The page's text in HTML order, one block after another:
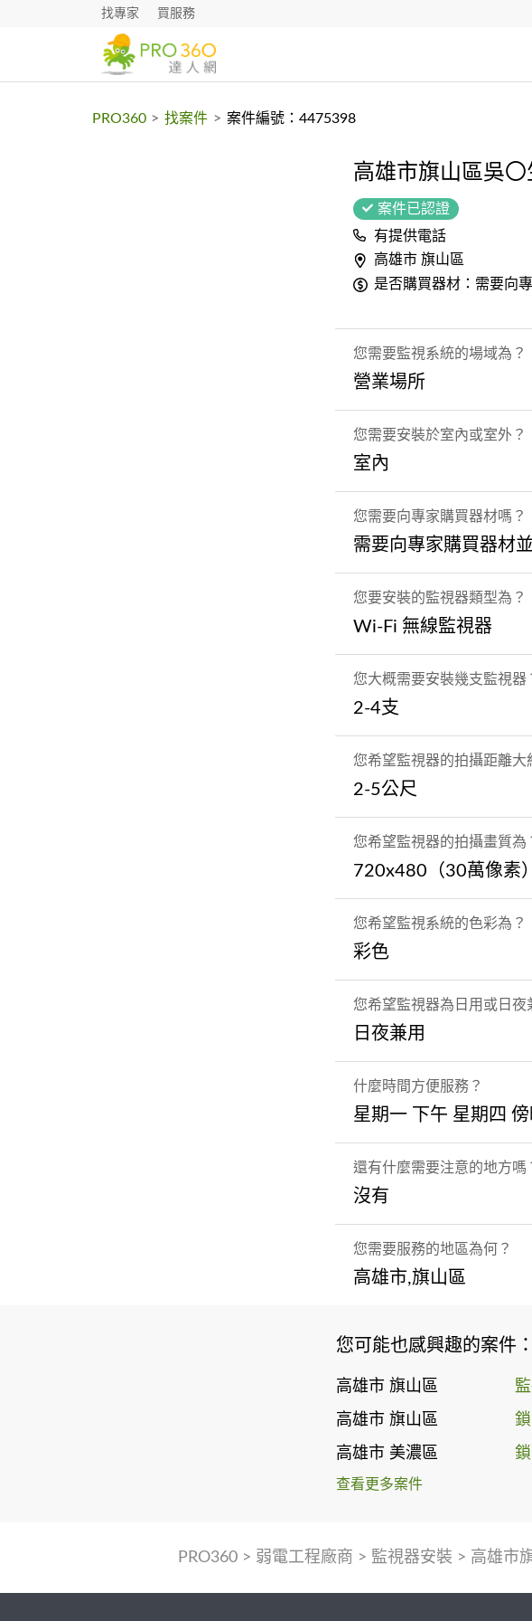
找專家 買服務
PRO360 > 找案件 > 案件編號：4475398
高雄市旗山區吳
案件已認證
有提供電話
高雄市 旗山區
是否購買器材：需要向
您需要監視系統的場域為？
營業場所
您需要安裝於室內或室外？
室內
您需要向專家購買器材嗎？
需要向專家購買器材
您要安裝的監視器類型為？
Wi-Fi 無線監視器
您大概需要安裝幾支監視器
2-4支
您希望監視器的拍攝距離大
2-5公尺
您希望監視器的拍攝畫質為
720x480（30萬像素）
您希望監視系統的色彩為？
彩色
您希望監視器為日用或日夜
日夜兼用
什麼時間方便服務？
星期一 下午 星期四
還有什麼需要注意的地方嗎
沒有
您需要服務的地區為何？
高雄市,旗山區
您可能也感興趣的案件：
高雄市 旗山區
高雄市 旗山區
高雄市 美濃區
查看更多案件
PRO360> 弱電工程廠商 > 監視器安裝 > 高雄市